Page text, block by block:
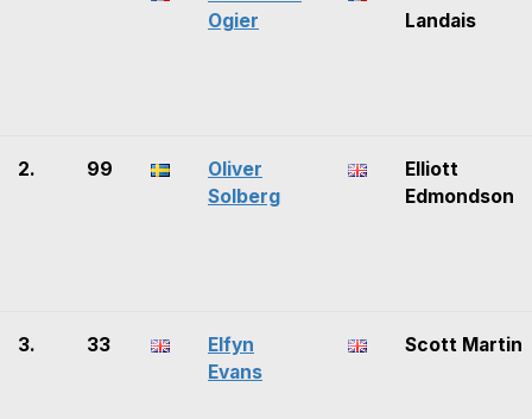
Ogier
Landais
2. 99
Oliver
Solberg
Elliott
Edmondson
3. 33
Elfyn
Evans
Scott Martin